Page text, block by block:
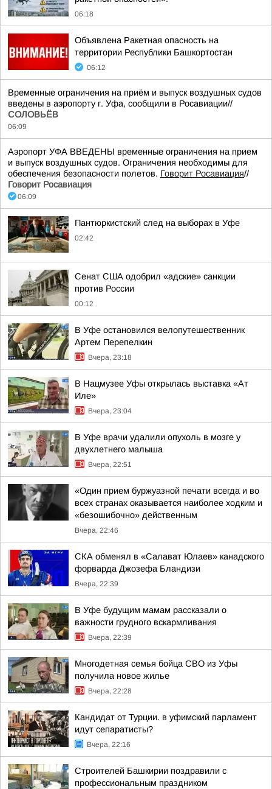
06:18
Объявлена Ракетная опасность на
территории Республики Башкортостан
06:12
Временные ограничения на приём и выпуск воздушных судов
введены в аэропорту г. Уфа, сообщили в Росавиации//
СОЛОВЬЁВ
06:09
Аэропорт УФА ВВЕДЕНЫ временные ограничения на прием
и выпуск воздушных судов. Ограничения необходимы для
обеспечения безопасности полетов. Говорит Росавиация//
Говорит Росавиация
06:09
Пантюркистский след на выборах в Уфе
02:42
Сенат США одобрил «адские» санкции
против России
00:12
В Уфе остановился велопутешественник
Артем Перепелкин
Вчера, 23:18
В Нацмузее Уфы открылась выставка «Ат
Иле»
Вчера, 23:04
В Уфе врачи удалили опухоль в мозге у
двухлетнего малыша
Вчера, 22:51
«Один прием буржуазной печати всегда и во
всех странах оказывается наиболее ходким и
«безошибочно» действенным
Вчера, 22:46
СКА обменял в «Салават Юлаев» канадского
форварда Джозефа Бландизи
Вчера, 22:39
В Уфе будущим мамам рассказали о
важности грудного вскармливания
Вчера, 22:39
Многодетная семья бойца СВО из Уфы
получила новое жилье
Вчера, 22:28
Кандидат от Турции. в уфимский парламент
идут сепаратисты?
Вчера, 22:16
Строителей Башкирии поздравили с
профессиональным праздником